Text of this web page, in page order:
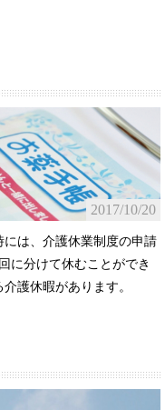
2017/10/20
は、介護休業制度の申請
に分けて休むことができ
護休暇があります。